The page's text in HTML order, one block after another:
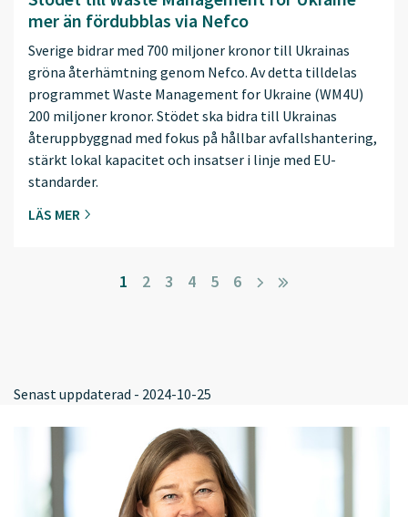
mer än fördubblas via Nefco
Sverige bidrar med 700 miljoner kronor till Ukrainas
gröna återhämtning genom Nefco. Av detta tilldelas
programmet Waste Management for Ukraine (WM4U)
200 miljoner kronor. Stödet ska bidra till Ukrainas
återuppbyggnad med fokus på hållbar avfallshantering,
stärkt lokal kapacitet och insatser i linje med EU-
standarder.
LÄS MER
1 2 3 4 5 6
Senast uppdaterad - 2024-10-25